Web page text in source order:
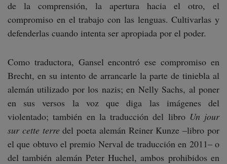
de la comprensión, la apertura hacia el otro, el
compromiso en el trabajo con las lenguas. Cultivarlas y
defenderlas cuando intenta ser apropiada por el poder.
Como traductora, Gansel encontró ese compromiso en
Brecht, en su intento de arrancarle la parte de tiniebla al
alemán utilizado por los nazis; en Nelly Sachs, al poner
en sus versos la voz que diga las imágenes del
violentado; también en la traducción del libro Un jour
sur cette terredel poeta alemán Reiner Kunze –libro por
el que obtuvo el premio Nerval de traducción en 2011– o
del también alemán Peter Huchel, ambos prohibidos en